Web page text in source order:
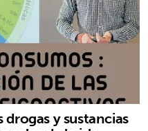
y sustancias